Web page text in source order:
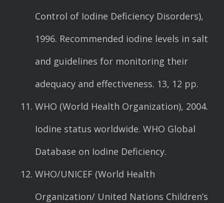
Control of Iodine Deficiency Disorders),
1996. Recommended iodine levels in salt
and guidelines for monitoring their
adequacy and effectiveness. 13, 12 pp.
WHO (World Health Organization), 2004.
Iodine status worldwide. WHO Global
Database on Iodine Deficiency.
WHO/UNICEF (World Health
Organization/ United Nations Children’s